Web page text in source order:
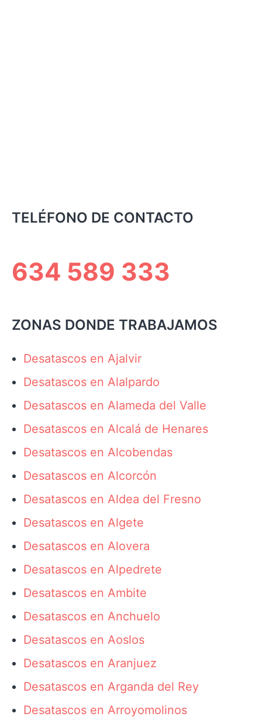
TELÉFONO DE CONTACTO
634 589 333
ZONAS DONDE TRABAJAMOS
Desatascos en Ajalvir
Desatascos en Alalpardo
Desatascos en Alameda del Valle
Desatascos en Alcalá de Henares
Desatascos en Alcobendas
Desatascos en Alcorcón
Desatascos en Aldea del Fresno
Desatascos en Algete
Desatascos en Alovera
Desatascos en Alpedrete
Desatascos en Ambite
Desatascos en Anchuelo
Desatascos en Aoslos
Desatascos en Aranjuez
Desatascos en Arganda del Rey
Desatascos en Arroyomolinos